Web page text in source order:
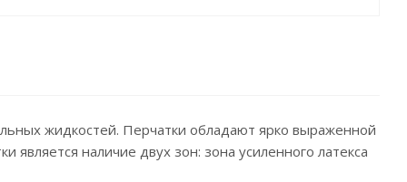
жидкостей. Перчатки обладают ярко выраженной
наличие двух зон: зона усиленного латекса